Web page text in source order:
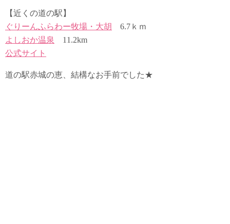
【近くの道の駅】
ぐりーんふらわー牧場・大胡
6.7ｋｍ
よしおか温泉
11.2km
公式サイト
道の駅赤城の恵、結構なお手前でした★